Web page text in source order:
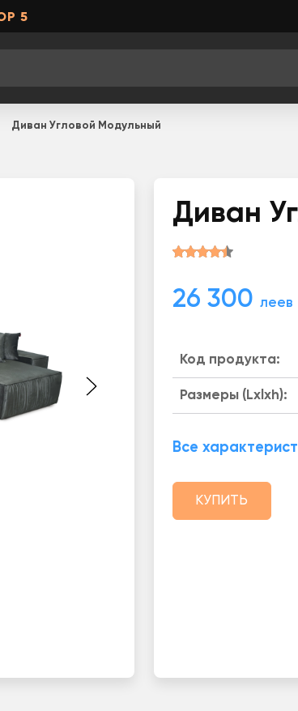
5
Диван Угловой Модульный
Диван
26 300 леев
Код продукта:
Размеры (Lxlxh):
Все
КУПИТЬ